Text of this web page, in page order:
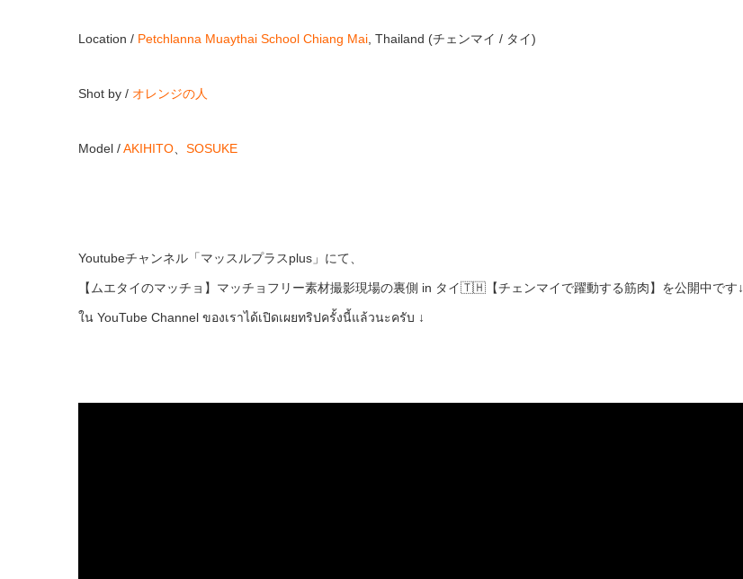
Location / Petchlanna Muaythai School Chiang Mai , Thailand (チェンマイ / タイ)
Shot by / オレンジの人
Model /AKIHITO SOSUKE
Youtubeチャンネル「マッスルプラスplus」にて、
【ムエタイのマッチョ】マッチョフリー素材撮影現場の裏側 in タイ🇹🇭【チェンマイで躍動する筋肉】を公開中です↓
ใน YouTube Channel ของเราได้เปิดเผยทริปครั้งนี้แล้วนะครับ ↓